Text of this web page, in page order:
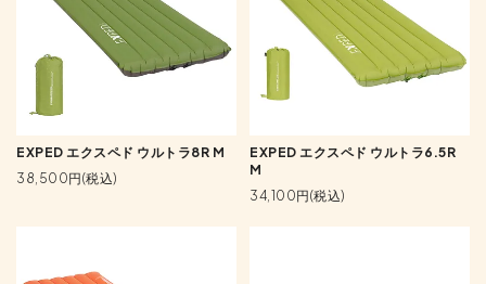
EXPED エクスペド ウルトラ8R M
38,500円(税込)
EXPED エクスペド ウルトラ6.5R
M
34,100円(税込)